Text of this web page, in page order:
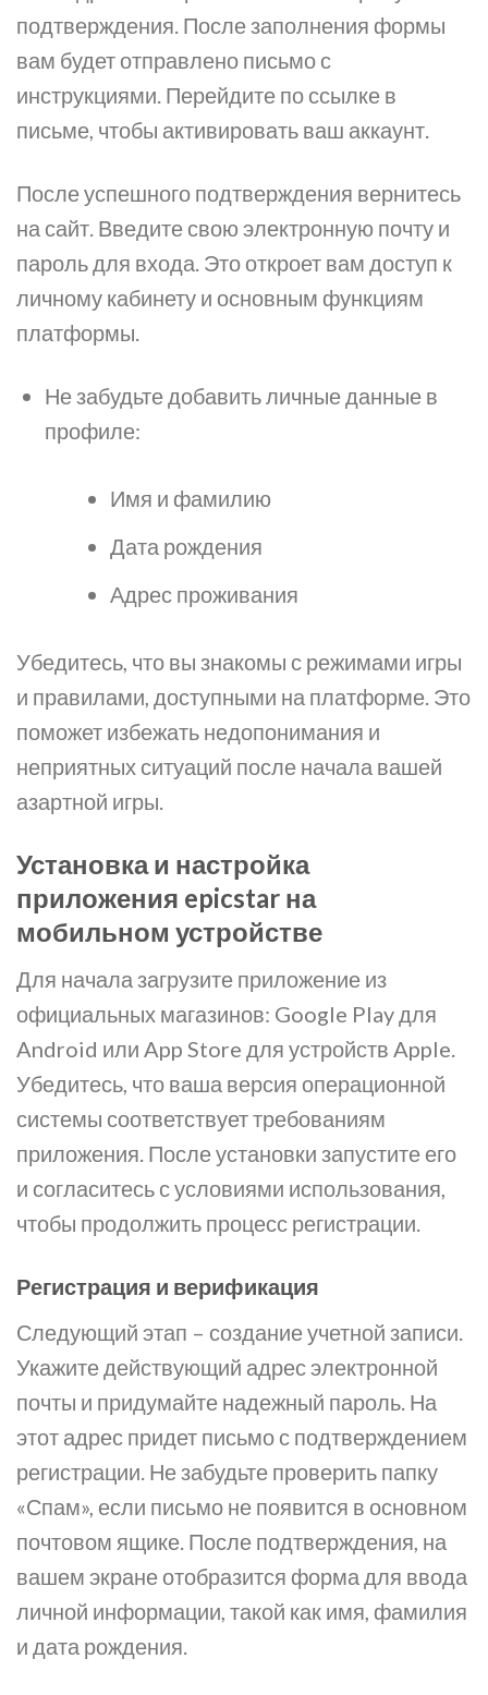
подтверждения. После заполнения формы
вам будет отправлено письмо с
инструкциями. Перейдите по ссылке в
письме, чтобы активировать ваш аккаунт.
После успешного подтверждения вернитесь
на сайт. Введите свою электронную почту и
пароль для входа. Это откроет вам доступ к
личному кабинету и основным функциям
платформы.
Не забудьте добавить личные данные в
профиле:
Имя и фамилию
Дата рождения
Адрес проживания
Убедитесь, что вы знакомы с режимами игры
и правилами, доступными на платформе. Это
поможет избежать недопонимания и
неприятных ситуаций после начала вашей
азартной игры.
Установка и настройка
приложения epicstar на
мобильном устройстве
Для начала загрузите приложение из
официальных магазинов: Google Play для
Android или App Store для устройств Apple.
Убедитесь, что ваша версия операционной
системы соответствует требованиям
приложения. После установки запустите его
и согласитесь с условиями использования,
чтобы продолжить процесс регистрации.
Регистрация и верификация
Следующий этап – создание учетной записи.
Укажите действующий адрес электронной
почты и придумайте надежный пароль. На
этот адрес придет письмо с подтверждением
регистрации. Не забудьте проверить папку
«Спам», если письмо не появится в основном
почтовом ящике. После подтверждения, на
вашем экране отобразится форма для ввода
личной информации, такой как имя, фамилия
и дата рождения.